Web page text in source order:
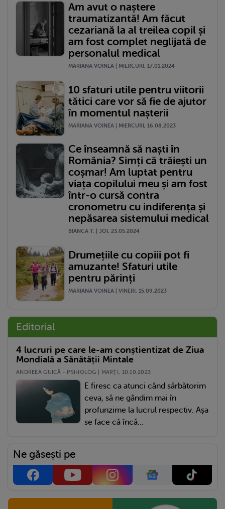
Am avut o naștere
traumatizantă! Am făcut
cezariană la al treilea copil și
am fost complet neglijată de
personalul medical
MARIANA VOINEA | MIERCURI, 17.01.2024
10 sfaturi utile pentru viitorii
tătici care vor să fie de ajutor
în momentul nașterii
MARIANA VOINEA | MIERCURI, 16.08.2023
Ce înseamnă să naști în
România? Simți că trăiești un
coșmar! Am luptat pentru
viața copilului meu și am fost
într-o cursă contra
cronometru cu indiferența și
nepăsarea sistemului medical
BIANCA T. | JOI, 23.05.2024
Drumețiile cu copiii pot fi
amuzante! Sfaturi utile
pentru părinți
MARIANA VOINEA | VINERI, 15.09.2023
Editorial
4 lucruri pe care le-am conștientizat de Ziua
Mondială a Sănătății Mintale
ANDREEA GUICĂ - PSIHOLOG | MARŢI, 10.10.2023
E firesc ca atunci când sărbătorim
ceva, să ne gândim mai în
profunzime la lucrul respectiv. Așa
se face că încă...
Ne găsești pe